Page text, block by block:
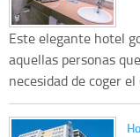
Este elegante hotel
aquellas personas
necesidad de coger el